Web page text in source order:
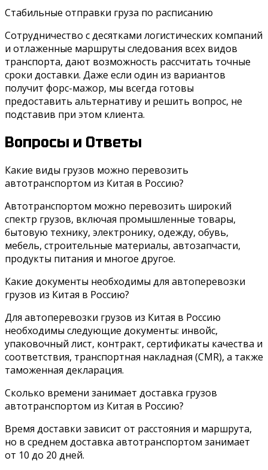
Стабильные отправки груза по расписанию
Сотрудничество с десятками логистических компаний
и отлаженные маршруты следования всех видов
транспорта, дают возможность рассчитать точные
сроки доставки. Даже если один из вариантов
получит форс-мажор, мы всегда готовы
предоставить альтернативу и решить вопрос, не
подставив при этом клиента.
Вопросы и Ответы
Какие виды грузов можно перевозить
автотранспортом из Китая в Россию?
Автотранспортом можно перевозить широкий
спектр грузов, включая промышленные товары,
бытовую технику, электронику, одежду, обувь,
мебель, строительные материалы, автозапчасти,
продукты питания и многое другое.
Какие документы необходимы для автоперевозки
грузов из Китая в Россию?
Для автоперевозки грузов из Китая в Россию
необходимы следующие документы: инвойс,
упаковочный лист, контракт, сертификаты качества и
соответствия, транспортная накладная (CMR), а также
таможенная декларация.
Сколько времени занимает доставка грузов
автотранспортом из Китая в Россию?
Время доставки зависит от расстояния и маршрута,
но в среднем доставка автотранспортом занимает
от 10 до 20 дней.